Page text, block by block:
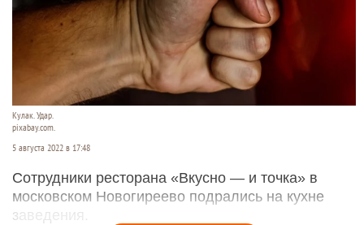
Кулак. Удар.
pixabay.com.
5 августа 2022 в 17:48
Сотрудники ресторана «Вкусно — и точка» в
московском Новогиреево подрались на кухне
заведения.